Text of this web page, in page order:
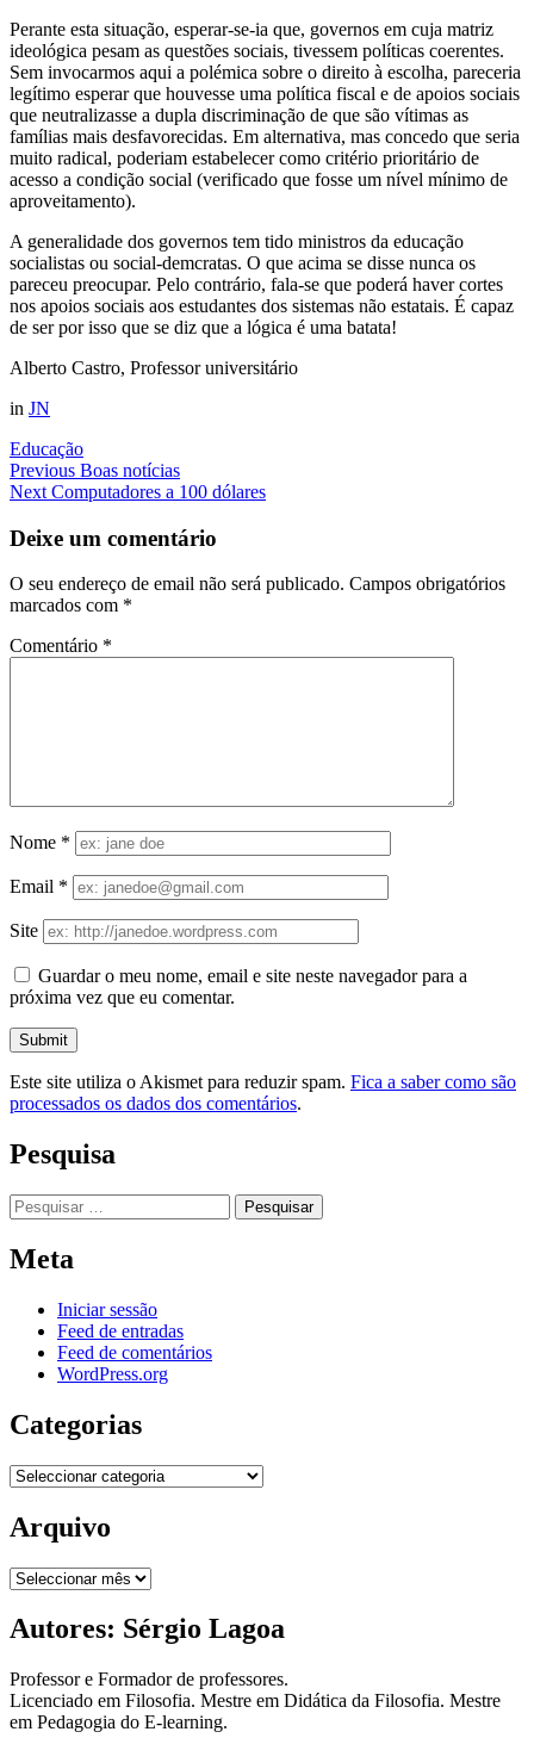
Perante esta situação, esperar-se-ia que, governos em cuja matriz
ideológica pesam as questões sociais, tivessem políticas coerentes.
Sem invocarmos aqui a polémica sobre o direito à escolha, pareceria
legítimo esperar que houvesse uma política fiscal e de apoios sociais
que neutralizasse a dupla discriminação de que são vítimas as
famílias mais desfavorecidas. Em alternativa, mas concedo que seria
muito radical, poderiam estabelecer como critério prioritário de
acesso a condição social (verificado que fosse um nível mínimo de
aproveitamento).
A generalidade dos governos tem tido ministros da educação
socialistas ou social-demcratas. O que acima se disse nunca os
pareceu preocupar. Pelo contrário, fala-se que poderá haver cortes
nos apoios sociais aos estudantes dos sistemas não estatais. É capaz
de ser por isso que se diz que a lógica é uma batata!
Alberto Castro, Professor universitário
in JN
Educação
Navegação
de
artigos
Previous Boas notícias
Next Computadores a 100 dólares
Deixe um comentário
O seu endereço de email não será publicado. Campos obrigatórios
marcados com *
Comentário *
Nome *
Email *
Site
Guardar o meu nome, email e site neste navegador para a
próxima vez que eu comentar.
Este site utiliza o Akismet para reduzir spam. Fica a saber como são
processados os dados dos comentários.
Pesquisa
Pesquisar
por:
Meta
Iniciar sessão
Feed de entradas
Feed de comentários
WordPress.org
Categorias
Categorias
Arquivo
Arquivo
Autores: Sérgio Lagoa
Professor e Formador de professores.
Licenciado em Filosofia. Mestre em Didática da Filosofia. Mestre
em Pedagogia do E-learning.